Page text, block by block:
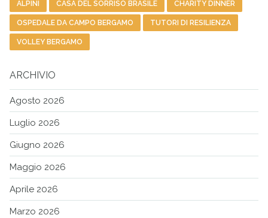
ALPINI CASA DEL SORRISO BRASILE CHARITY DINNER
OSPEDALE DA CAMPO BERGAMO TUTORI DI RESILIENZA
VOLLEY BERGAMO
ARCHIVIO
Agosto 2026
Luglio 2026
Giugno 2026
Maggio 2026
Aprile 2026
Marzo 2026